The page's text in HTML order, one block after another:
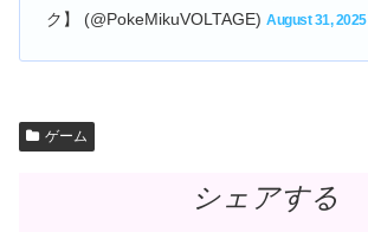
ク】 (@PokeMikuVOLTAGE) August 31, 2025
ゲーム
シェアする